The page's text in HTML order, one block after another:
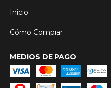
Inicio
Cómo Comprar
MEDIOS DE PAGO